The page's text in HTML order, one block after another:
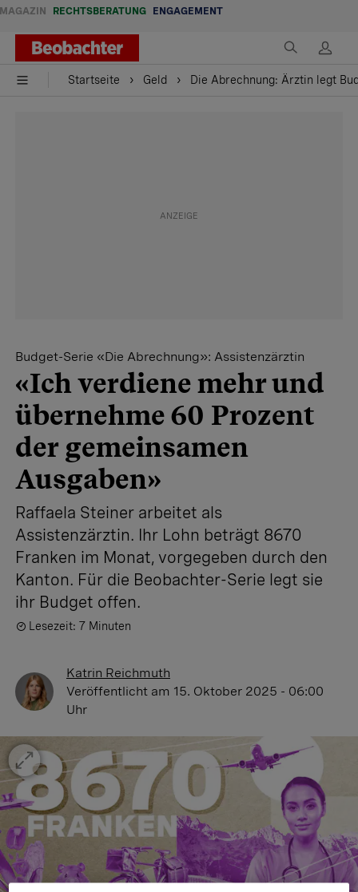
MAGAZIN RECHTSBERATUNG ENGAGEMENT
Startseite Geld Die Abrechnung: Ärztin legt
Budget-Serie «Die Abrechnung»: Assistenzärztin
«Ich verdiene mehr und
übernehme 60 Prozent
der gemeinsamen
Ausgaben»
Raffaela Steiner arbeitet als
Assistenzärztin. Ihr Lohn beträgt 8670
Franken im Monat, vorgegeben durch den
Kanton. Für die Beobachter-Serie legt sie
ihr Budget offen.
Lesezeit: 7 Minuten
Katrin Reichmuth
Veröffentlicht am 15. Oktober 2025 - 06:00
Uhr